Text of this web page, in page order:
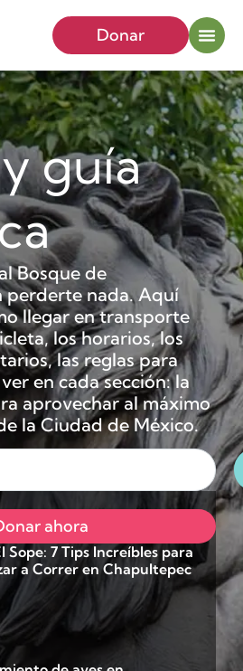
Donar
guía
Bosque de
perderte nada. Aquí
llegar en transporte
los horarios, los
las reglas para
en cada sección: la
aprovechar al máximo
la Ciudad de México.
ahora
Sope: 7 Tips Increíbles para
a Correr en Chapultepec